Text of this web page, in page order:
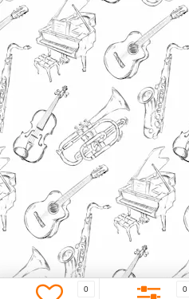
0 0